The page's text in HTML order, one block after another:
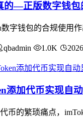
的—正版数字钱
字钱包的合规使用
qbadmin 1.0K
添加代币实现自
币的繁琐痛点，